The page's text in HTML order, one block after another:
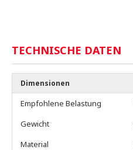
TECHNISCHE DATEN
Dimensionen
Empfohlene Belastung
Gewicht
Material